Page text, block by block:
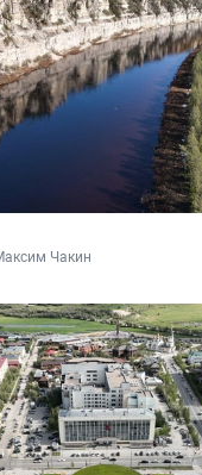
Чакин